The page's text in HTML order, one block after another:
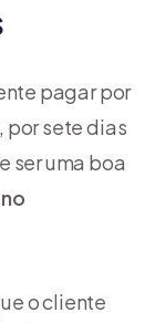
pagar por
por sete dias
ser uma boa
o cliente